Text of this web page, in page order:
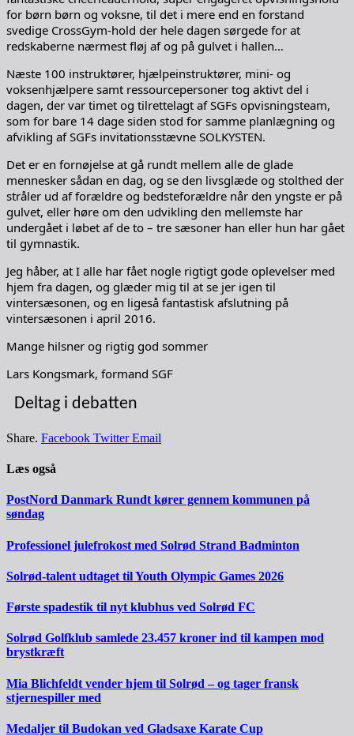
for børn børn og voksne, til det i mere end en forstand
svedige CrossGym-hold der hele dagen sørgede for at
redskaberne nærmest fløj af og på gulvet i hallen…
Næste 100 instruktører, hjælpeinstruktører, mini- og
voksenhjælpere samt ressourcepersoner tog aktivt del i
dagen, der var timet og tilrettelagt af SGFs opvisningsteam,
som for bare 14 dage siden stod for samme planlægning og
afvikling af SGFs invitationsstævne SOLKYSTEN.
Det er en fornøjelse at gå rundt mellem alle de glade
mennesker sådan en dag, og se den livsglæde og stolthed der
stråler ud af forældre og bedsteforældre når den yngste er på
gulvet, eller høre om den udvikling den mellemste har
undergået i løbet af de to – tre sæsoner han eller hun har gået
til gymnastik.
Jeg håber, at I alle har fået nogle rigtigt gode oplevelser med
hjem fra dagen, og glæder mig til at se jer igen til
vintersæsonen, og en ligeså fantastisk afslutning på
vintersæsonen i april 2016.
Mange hilsner og rigtig god sommer
Lars Kongsmark, formand SGF
Deltag i debatten
Share. Facebook Twitter Email
Læs også
PostNord Danmark Rundt kører gennem kommunen på
søndag
Professionel julefrokost med Solrød Strand Badminton
Solrød-talent udtaget til Youth Olympic Games 2026
Første spadestik til nyt klubhus ved Solrød FC
Solrød Golfklub samlede 23.457 kroner ind til kampen mod
brystkræft
Mia Blichfeldt vender hjem til Solrød – og tager fransk
stjernespiller med
Medaljer til Budokan ved Gladsaxe Karate Cup